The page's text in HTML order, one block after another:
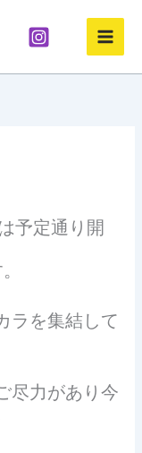
予定通り開
ラを集結して
尽力があり今